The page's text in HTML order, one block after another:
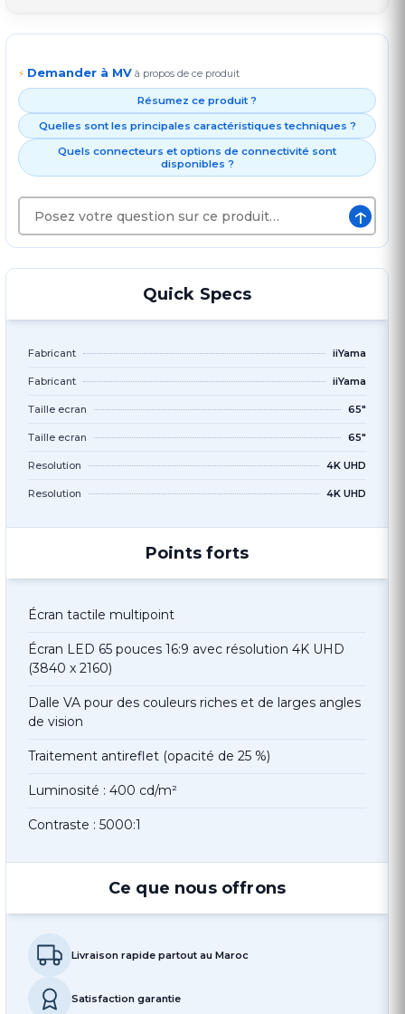
⚡ Demander à MV à propos de ce produit
Résumez ce produit ?
Quelles sont les principales caractéristiques techniques ?
Quels connecteurs et options de connectivité sont
disponibles ?
↑
Quick Specs
Fabricant iiYama
Fabricant iiYama
Taille ecran 65"
Taille ecran 65"
Resolution 4K UHD
Resolution 4K UHD
Points forts
Écran tactile multipoint
Écran LED 65 pouces 16:9 avec résolution 4K UHD
(3840 x 2160)
Dalle VA pour des couleurs riches et de larges angles
de vision
Traitement antireflet (opacité de 25 %)
Luminosité : 400 cd/m²
Contraste : 5000:1
Ce que nous offrons
Livraison rapide partout au Maroc
Satisfaction garantie